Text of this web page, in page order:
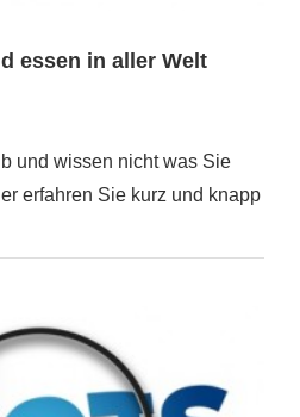
essen in aller Welt
und wissen nicht was Sie
erfahren Sie kurz und knapp